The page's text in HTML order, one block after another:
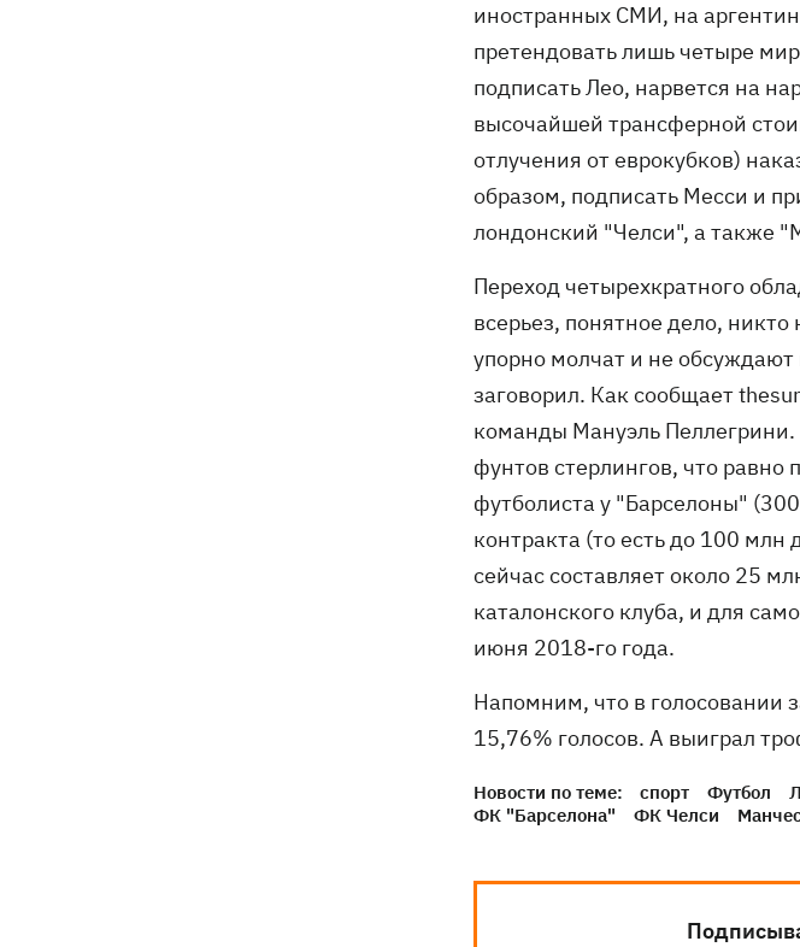
иностранных СМИ, на
претендовать лишь четыре
подписать Лео, нарвется на
высочайшей трансферной
отлучения от еврокубков)
образом, подписать Месси и
лондонский "Челси", а также
Переход четырехкратного
всерьез, понятное дело,
упорно молчат и не
заговорил. Как сообщает
команды Мануэль
фунтов стерлингов, что равно
футболиста у "Барселоны"
контракта (то есть до 100 млн
сейчас составляет около 25
каталонского клуба, и для
июня 2018-го года.
Напомним, что в голосовании
15,76% голосов. А выиграл
Новости по теме: спорт Футбол
ФК "Барселона"
ФК Челси